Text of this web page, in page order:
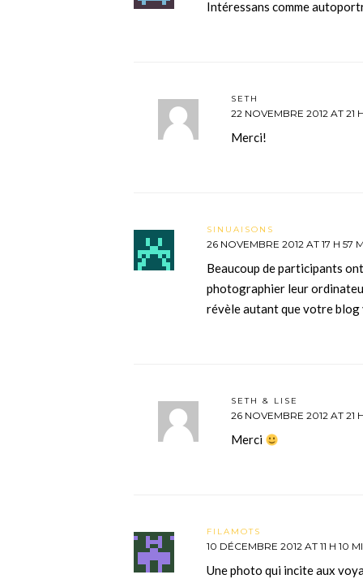
Intéressans comme
SETH
22 NOVEMBRE 2012 AT 21
Merci!
SINUAISONS
26 NOVEMBRE 2012 AT 17 H 57
Beaucoup de participants
photographier leur
révèle autant que votre
SETH & LISE
26 NOVEMBRE 2012 AT 21
Merci
FILAMOTS
10 DÉCEMBRE 2012 AT 11 H 10
Une photo qui incite aux